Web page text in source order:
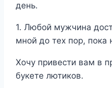
день.
1. Любой мужчина
мной до тех пор, пока
Хочу привести вам в
букете лютиков.